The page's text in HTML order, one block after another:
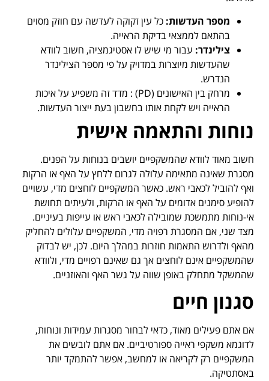
מספר העדשות: כל עין זקוקה לעדשה עם חוזק מסוים
בהתאם לממצאי בדיקת הראייה.
צילינדר: עבור מי שיש לו אסטיגמציה, חשוב לוודא
שהעדשות מיוצרות במדויק על פי מספר הצילינדר
הנדרש.
מרחק בין האישונים (PD) : מדד זה משפיע על איכות
הראייה ויש לקחת אותו בחשבון בעת ייצור העדשות.
נוחות והתאמה אישית
חשוב מאוד לוודא שהמשקפיים יושבים בנוחות על הפנים.
מסגרת שאינה מתאימה עלולה לגרום ללחץ על האף או הרקות
ואף להוביל לכאבי ראש. כאשר המשקפיים לוחצים מדי, עשויים
להופיע סימנים אדומים על האף או הרקות, ולעיתים תחושת
אי-נוחות מתמשכת שמובילה לכאבי ראש או עייפות בעיניים.
מצד שני, אם המסגרת רפויה מדי, המשקפיים עלולים להחליק
מהאף ולדרוש התאמות חוזרות במהלך היום. לכן, יש לבדוק
שהמשקפיים אינם לוחצים אך גם שאינם רפויים מדי, ולוודא
שהמשקל מתחלק באופן שווה על גשר האף והאוזניים.
סגנון חיים
אם אתם פעילים מאוד, כדאי לבחור מסגרות עמידות ונוחות,
לדוגמא משקפי ראייה ספורטיביים. אם אתם לובשים את
המשקפיים רק לקריאה או למחשב, אפשר להתמקד יותר
באסתטיקה.